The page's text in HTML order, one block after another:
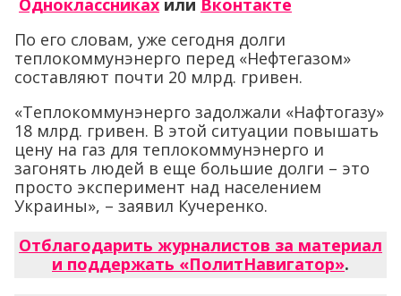
Одноклассниках или Вконтакте
По его словам, уже сегодня долги
теплокоммунэнерго перед «Нефтегазом»
составляют почти 20 млрд. гривен.
«Теплокоммунэнерго задолжали «Нафтогазу»
18 млрд. гривен. В этой ситуации повышать
цену на газ для теплокоммунэнерго и
загонять людей в еще большие долги – это
просто эксперимент над населением
Украины», – заявил Кучеренко.
Отблагодарить журналистов за материал
и поддержать «ПолитНавигатор».